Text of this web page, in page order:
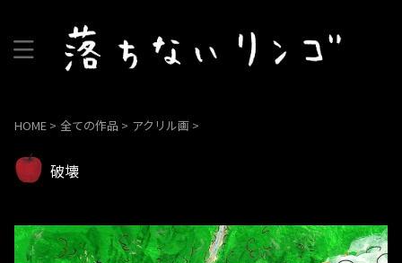
HOME > 全ての作品 > アクリル画 >
破壊